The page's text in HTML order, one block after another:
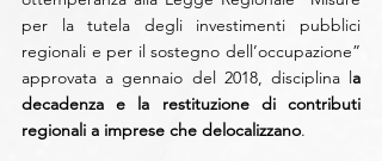
per la tutela degli investimenti pubblici
regionali e per il sostegno dell’occupazione”
approvata a gennaio del 2018, disciplina la
decadenza e la restituzione di contributi
regionali a imprese che delocalizzano.